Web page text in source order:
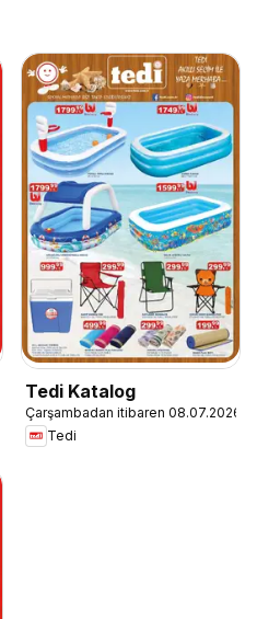
Tedi Katalog
Çarşambadan itibaren 08.07.2026
Tedi